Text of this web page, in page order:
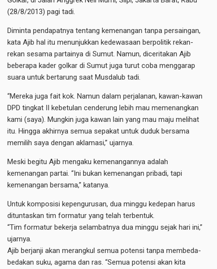
(28/8/2013) pagi tadi.
Diminta pendapatnya tentang kemenangan tanpa persaingan,
kata Ajib hal itu menunjukkan kedewasaan berpolitik rekan-
rekan sesama partainya di Sumut. Namun, diceritakan Ajib
beberapa kader golkar di Sumut juga turut coba menggarap
suara untuk bertarung saat Musdalub tadi.
“Mereka juga fait kok. Namun dalam perjalanan, kawan-kawan
DPD tingkat II kebetulan cenderung lebih mau memenangkan
kami (saya). Mungkin juga kawan lain yang mau maju melihat
itu. Hingga akhirnya semua sepakat untuk duduk bersama
memilih saya dengan aklamasi,” ujarnya.
Meski begitu Ajib mengaku kemenangannya adalah
kemenangan partai. “Ini bukan kemenangan pribadi, tapi
kemenangan bersama,” katanya.
Untuk komposisi kepengurusan, dua minggu kedepan harus
dituntaskan tim formatur yang telah terbentuk.
“Tim formatur bekerja selambatnya dua minggu sejak hari ini,”
ujarnya.
Ajib berjanji akan merangkul semua potensi tanpa membeda-
bedakan suku, agama dan ras. “Semua potensi akan kita